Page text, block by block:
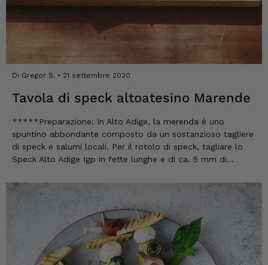
Di Gregor S. 21 settembre 2020
Tavola di speck altoatesino Marende
*****Preparazione: In Alto Adige, la merenda è uno
spuntino abbondante composto da un sostanzioso tagliere
di speck e salumi locali. Per il rotolo di speck, tagliare lo
Speck Alto Adige Igp in fette lunghe e di ca. 5 mm di
sovrapposte, a circa 10 cm di distanza. Adagiare le altre
6.8.2026
Cliente verificato
è di una qualità eccezionale e la consegna è
6.8.2026
Frank
Cliente verificato